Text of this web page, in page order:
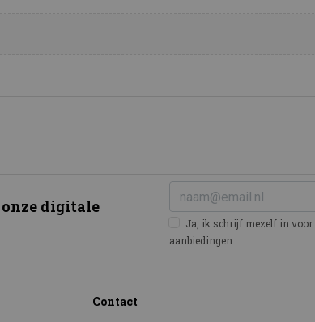
digitale
Ja, ik schrijf mezelf in
aanbiedingen
Contact